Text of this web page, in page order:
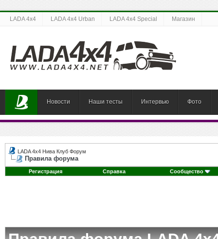
LADA 4x4 LADA 4x4 Urban LADA 4x4 Special Магазин
Новости Наши тесты Интервью Фото
LADA 4x4 Нива Клуб Форум
Правила форума
Регистрация Справка Сообщество